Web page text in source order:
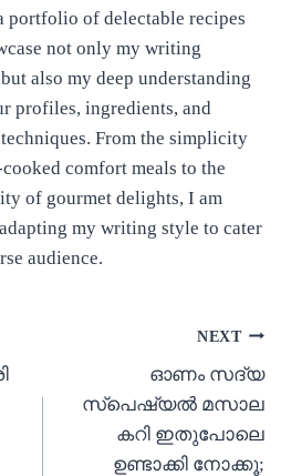
portfolio of delectable recipes
not only my writing
also my deep understanding
profiles, ingredients, and
From the simplicity
comfort meals to the
of gourmet delights, I am
my writing style to cater
audience.
NEXT
ഓണം സദ്യ
സ്പെഷ്യൽ മസാല
കറി ഇതുപോലെ
ഉണ്ടാക്കി നോക്കൂ;